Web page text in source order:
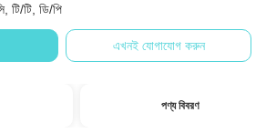
টি/টি, ডি/পি
এখনই যোগাযোগ করুন
পণ্য বিবরণ